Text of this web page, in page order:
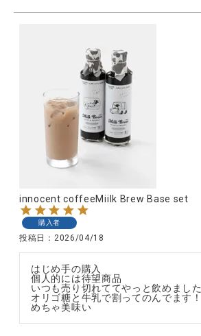
innocent coffeeMiilk Brew Base set
購入者
投稿日 2026/04/18
はじめ手の購入
個人的には待望商品
いつも売り切れててやっと飲めました
オリゴ糖と牛乳で割ってのんでます！
めちゃ美味い